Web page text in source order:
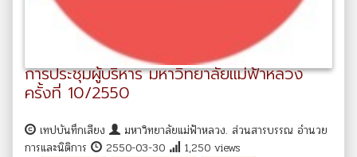
การประชุมผู้บริหาร มหาวิทยาลัยแม่ฟ้าหลวง
ครั้งที่ 10/2550
เทปบันทึกเสียง
มหาวิทยาลัยแม่ฟ้าหลวง. ส่วนสารบรรณ อำนวย
การและนิติการ
2550-03-30
1,250 views